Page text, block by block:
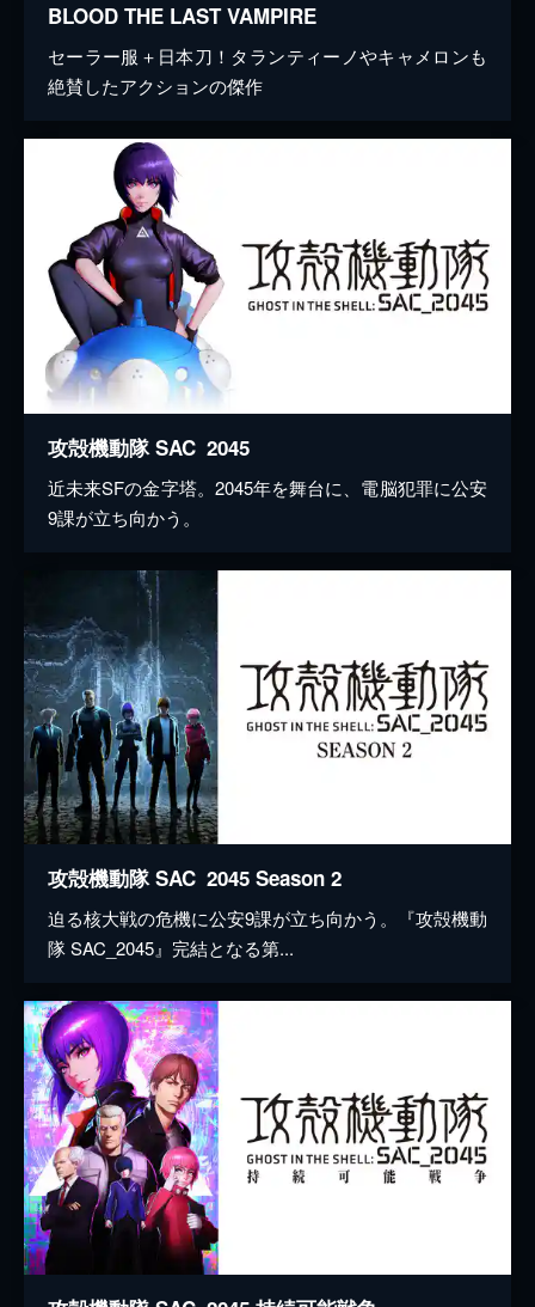
BLOOD THE LAST VAMPIRE
セーラー服＋日本刀！タランティーノやキャメロンも
絶賛したアクションの傑作
攻殻機動隊 SAC_2045
近未来SFの金字塔。2045年を舞台に、電脳犯罪に公安
9課が立ち向かう。
攻殻機動隊 SAC_2045 Season 2
迫る核大戦の危機に公安9課が立ち向かう。『攻殻機動
隊 SAC_2045』完結となる第...